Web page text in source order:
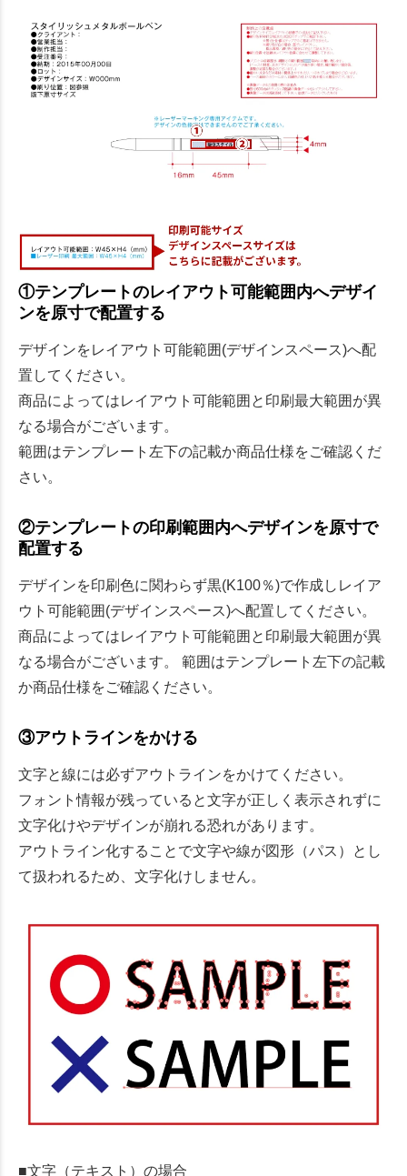
①テンプレートのレイアウト可能範囲内へデザイ
ンを原寸で配置する
デザインをレイアウト可能範囲(デザインスペース)へ配
置してください。
商品によってはレイアウト可能範囲と印刷最大範囲が異
なる場合がございます。
範囲はテンプレート左下の記載か商品仕様をご確認くだ
さい。
②テンプレートの印刷範囲内へデザインを原寸で
配置する
デザインを印刷色に関わらず黒(K100％)で作成しレイア
ウト可能範囲(デザインスペース)へ配置してください。
商品によってはレイアウト可能範囲と印刷最大範囲が異
なる場合がございます。 範囲はテンプレート左下の記載
か商品仕様をご確認ください。
③アウトラインをかける
文字と線には必ずアウトラインをかけてください。
フォント情報が残っていると文字が正しく表示されずに
文字化けやデザインが崩れる恐れがあります。
アウトライン化することで文字や線が図形（パス）とし
て扱われるため、文字化けしません。
■文字（テキスト）の場合